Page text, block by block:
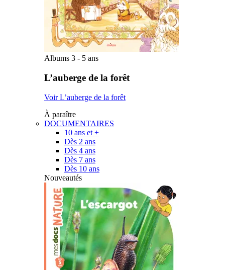
Albums 3 - 5 ans
L’auberge de la forêt
Voir L’auberge de la forêt
À paraître
DOCUMENTAIRES
10 ans et +
Dès 2 ans
Dès 4 ans
Dès 7 ans
Dès 10 ans
Nouveautés